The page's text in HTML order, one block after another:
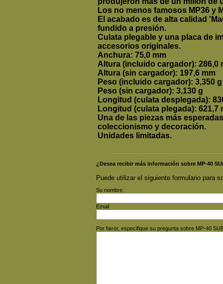
Los no menos famosos MP36 y
El acabado es de alta calidad
fundido a presión.
Culata plegable y una placa de
accesorios originales.
Anchura: 75,0 mm
Altura (incluido cargador): 286,0
Altura (sin cargador): 197,6 mm
Peso (incluido cargador): 3,350 g
Peso (sin cargador): 3,130 g
Longitud (culata desplegada):
Longitud (culata plegada): 621,7
Una de las piezas más
coleccionismo y decoración.
Unidades limitadas.
¿Desea recibir más información sobre MP-40
Puede utilizar el siguiente formulario para
Su nombre:
Email
Por favor, especifique su pregunta sobre MP-40